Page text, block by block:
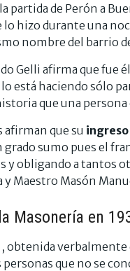
partida de Perón a
hizo durante una
nombre del barrio
Gelli afirma que fue
está haciendo sólo
que una
afirman que su
grado sumo pues el
y obligando a tantos
y Maestro Masón
Masonería en
verbalmente
que no se